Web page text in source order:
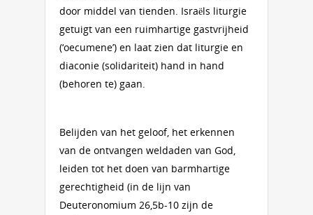
door middel van tienden. Israëls liturgie
getuigt van een ruimhartige gastvrijheid
(‘oecumene’) en laat zien dat liturgie en
diaconie (solidariteit) hand in hand
(behoren te) gaan.
Belijden van het geloof, het erkennen
van de ontvangen weldaden van God,
leiden tot het doen van barmhartige
gerechtigheid (in de lijn van
Deuteronomium 26,5b-10 zijn de